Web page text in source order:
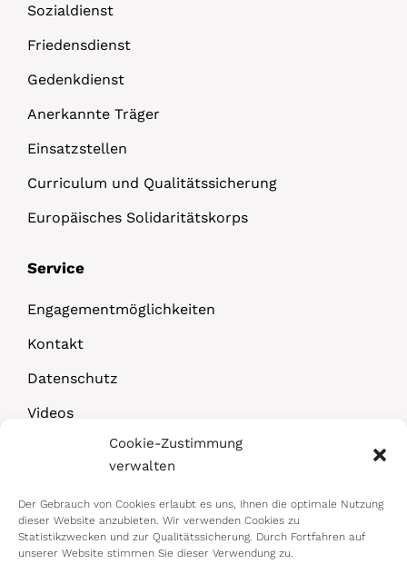
Cookie-Zustimmung
verwalten
Der Gebrauch von Cookies erlaubt es uns, Ihnen die optimale Nutzung
dieser Website anzubieten. Wir verwenden Cookies zu
Statistikzwecken und zur Qualitätssicherung. Durch Fortfahren auf
unserer Website stimmen Sie dieser Verwendung zu.
Sozialdienst
Friedensdienst
Gedenkdienst
Anerkannte Träger
Einsatzstellen
Curriculum und Qualitätssicherung
Europäisches Solidaritätskorps
Service
Engagementmöglichkeiten
Kontakt
Datenschutz
Videos